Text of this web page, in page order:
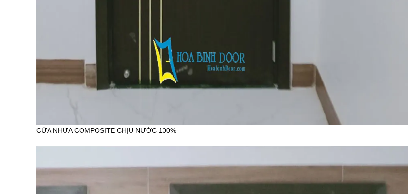
CỬA NHỰA COMPOSITE CHỊU NƯỚC 100%